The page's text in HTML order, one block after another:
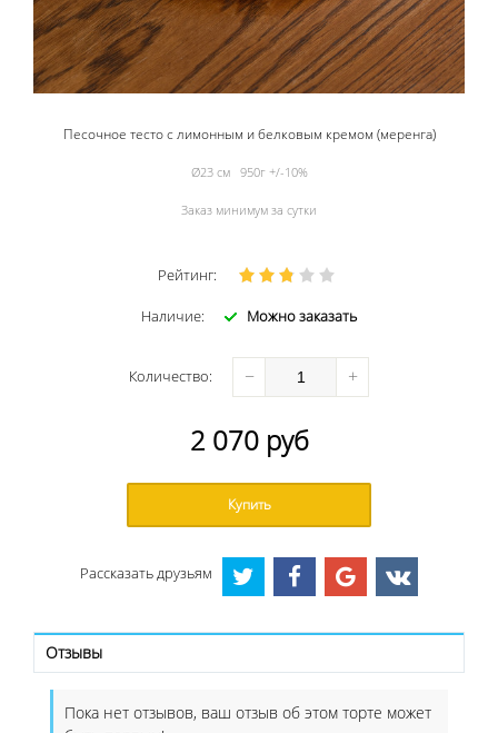
Песочное тесто с лимонным и белковым кремом (меренга)
Ø23 см 950г +/-10%
Заказ минимум за сутки
Рейтинг:
Наличие: Можно заказать
Количество: − +
2 070 руб
Купить
Рассказать друзьям
Отзывы
Пока нет отзывов, ваш отзыв об этом торте может